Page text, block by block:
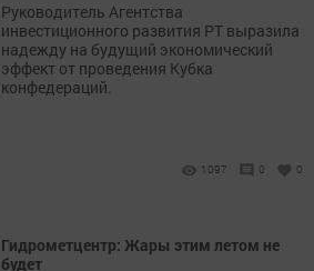
Руководитель Агентства
инвестиционного развития РТ выразила
надежду на будущий экономический
эффект от проведения Кубка
конфедераций.
1097 0 0
Гидрометцентр: Жары этим летом не
будет